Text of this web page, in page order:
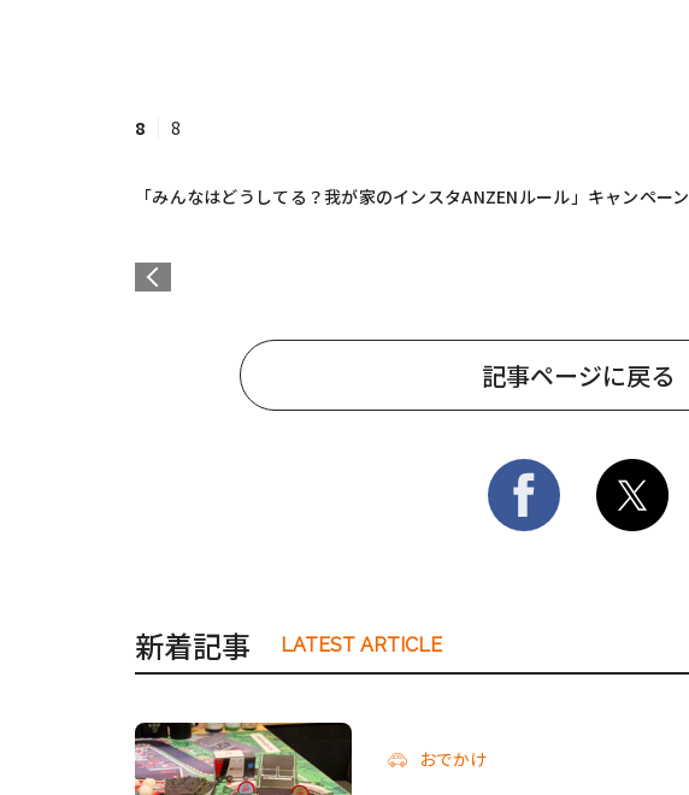
8 8
「みんなはどうしてる？我が家のインスタANZENルール」キャンペーン
記事ページに戻る
新着記事 LATEST ARTICLE
おでかけ